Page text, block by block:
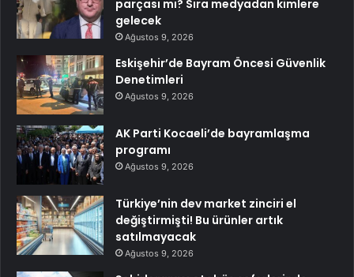
parçası mı? Sıra medyadan kimlere
gelecek
Ağustos 9, 2026
Eskişehir’de Bayram Öncesi Güvenlik
Denetimleri
Ağustos 9, 2026
AK Parti Kocaeli’de bayramlaşma
programı
Ağustos 9, 2026
Türkiye’nin dev market zinciri el
değiştirmişti! Bu ürünler artık
satılmayacak
Ağustos 9, 2026